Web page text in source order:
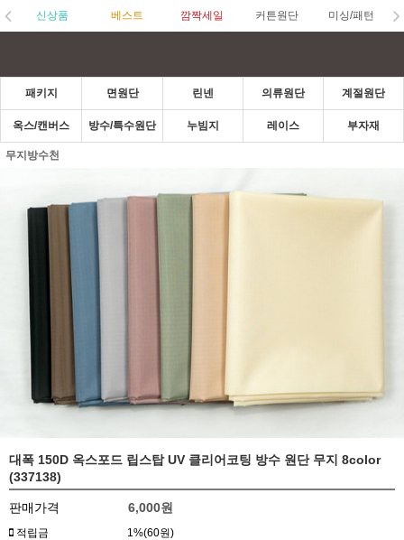
신상품 베스트 깜짝세일 커튼원단 미싱/패턴
패키지 면원단 린넨 의류원단 계절원단
옥스/캔버스 방수/특수원단 누빔지 레이스 부자재
무지방수천
대폭 150D 옥스포드 립스탑 UV 클리어코팅 방수 원단 무지 8color
(337138)
판매가격 6,000원
적립금 1%(60원)